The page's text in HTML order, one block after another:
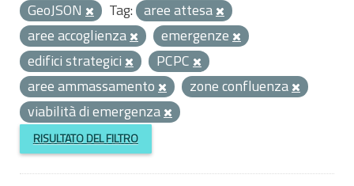
GeoJSON
Tag: aree attesa
aree accoglienza
emergenze
edifici strategici
PCPC
aree ammassamento
zone confluenza
viabilità di emergenza
RISULTATO DEL FILTRO